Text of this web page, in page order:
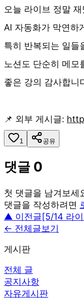
오늘 라이브 정말
AI 자동화가 막연하
특히 반복되는 일들
노션도 단순히 메
좋은 강의 감사합니
📌 외부 게시글:
1 공유
댓글 0
첫 댓글을 남겨보세
댓글을 작성하려면
▲ 이전글[5/14 라
← 전체글보기
게시판
전체 글
공지사항
자유게시판